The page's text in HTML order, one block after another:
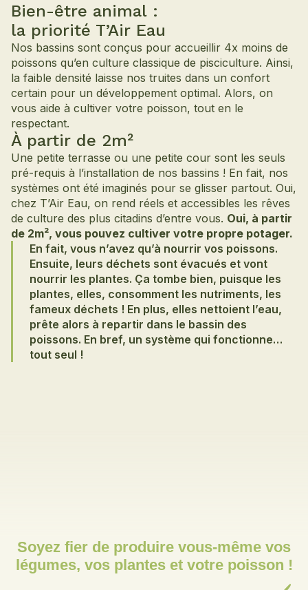
Bien-être animal :
la priorité T’Air Eau
Nos bassins sont conçus pour accueillir 4x moins de
poissons qu’en culture classique de pisciculture. Ainsi,
la faible densité laisse nos truites dans un confort
certain pour un développement optimal. Alors, on
vous aide à cultiver votre poisson, tout en le
respectant.
À partir de 2m²
Une petite terrasse ou une petite cour sont les seuls
pré-requis à l’installation de nos bassins ! En fait, nos
systèmes ont été imaginés pour se glisser partout. Oui,
chez T’Air Eau, on rend réels et accessibles les rêves
de culture des plus citadins d’entre vous. Oui, à partir
de 2m², vous pouvez cultiver votre propre potager.
En fait, vous n’avez qu’à nourrir vos poissons.
Ensuite, leurs déchets sont évacués et vont
nourrir les plantes. Ça tombe bien, puisque les
plantes, elles, consomment les nutriments, les
fameux déchets ! En plus, elles nettoient l’eau,
prête alors à repartir dans le bassin des
poissons. En bref, un système qui fonctionne…
tout seul !
Soyez fier de produire vous-même vos
légumes, vos plantes et votre poisson !